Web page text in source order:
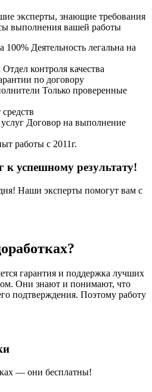
эксперты, знающие требования
выполнения вашей работы
Деятельность легальна на
Отдел контроля качества
по договору
Только проверенные
Договор на выполнение
работы с 2011г.
к успешному результату!
Наши эксперты помогут вам с
гарантия и поддержка лучших
Они знают и понимают, что
подтверждения. Поэтому работу
— они бесплатны!